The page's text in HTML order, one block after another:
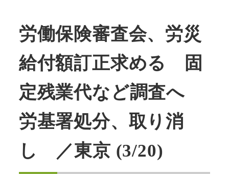
労働保険審査会、労災
給付額訂正求める 固
定残業代など調査へ
労基署処分、取り消
し ／東京 (3/20)